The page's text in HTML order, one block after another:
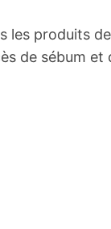
les produits
de sébum